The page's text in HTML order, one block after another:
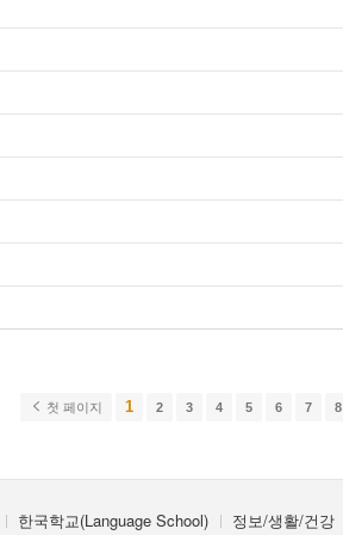
첫 페이지 1 2 3 4 5 6 7 8
한국학교(Language School) 정보/생활/건강